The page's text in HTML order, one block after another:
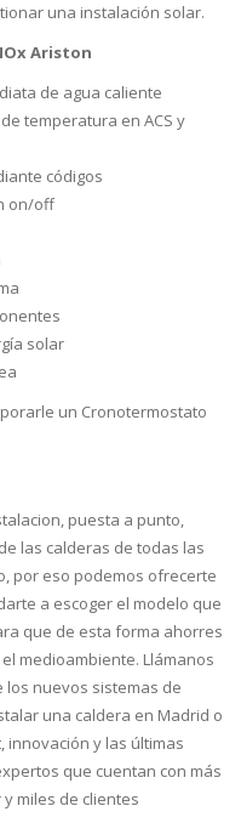
una instalación solar.
Ariston
de agua caliente
temperatura en ACS y
códigos
on/off
solar
un Cronotermostato
puesta a punto,
las calderas de todas las
por eso podemos ofrecerte
a escoger el modelo que
que de esta forma ahorres
medioambiente. Llámanos
nuevos sistemas de
una caldera en Madrid o
innovación y las últimas
que cuentan con más
miles de clientes